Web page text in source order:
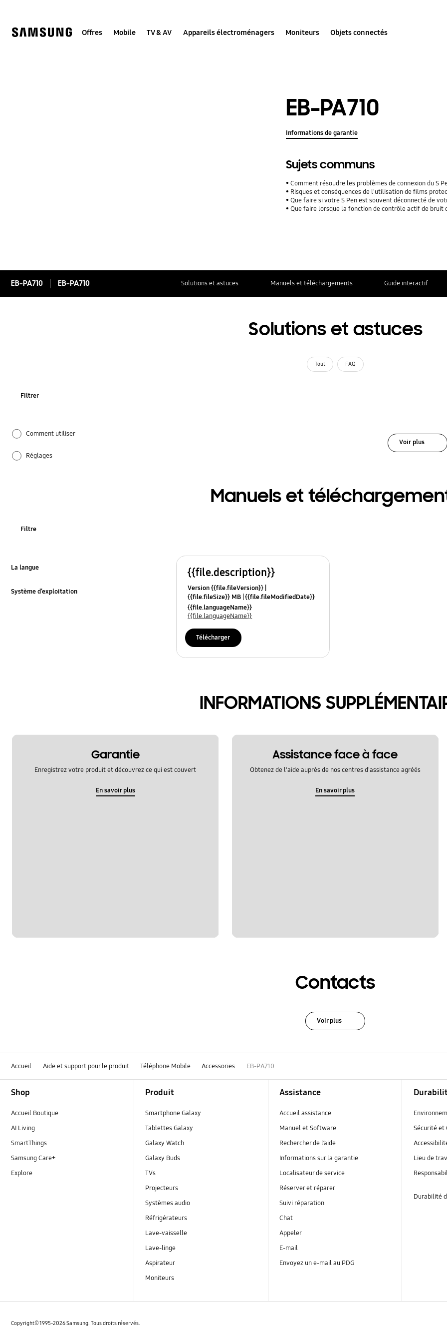
Offres Mobile TV & AV Appareils électroménagers Moniteurs Objets connectés
EB-PA710
Informations de garantie
Sujets communs
Comment résoudre les problèmes de connexion du S
Risques et conséquences de l'utilisation de films
Que faire si votre S Pen est souvent déconnecté de
Que faire lorsque la fonction de contrôle actif de bruit
EB-PA710 EB-PA710 Solutions et astuces Manuels et téléchargements Guide interactif
Solutions et astuces
Tout FAQ
Filtrer
Comment utiliser
Réglages
Voir plus
Manuels et
Filtre
La langue
Système d’exploitation
{{file.description}}
Version {{file.fileVersion}}
{{file.fileSize}} MB {{file.fileModifiedDate}}
{{file.osNames}}
{{file.languageName}}
{{file.languageName}}
Télécharger
INFORMATIONS
Garantie
Enregistrez votre produit et découvrez ce qui est couvert
En savoir plus
Assistance face à face
Obtenez de l'aide auprès de nos centres d'assistance agréés
En savoir plus
Contacts
Voir plus
Accueil Aide et support pour le produit Téléphone Mobile Accessories EB-PA710
Shop
Accueil Boutique
AI Living
SmartThings
Samsung Care+
Explore
Produit
Smartphone Galaxy
Tablettes Galaxy
Galaxy Watch
Galaxy Buds
TVs
Projecteurs
Systèmes audio
Réfrigérateurs
Lave-vaisselle
Lave-linge
Aspirateur
Moniteurs
Assistance
Accueil assistance
Manuel et Software
Rechercher de l’aide
Informations sur la garantie
Localisateur de service
Réserver et réparer
Suivi réparation
Chat
Appeler
E-mail
Envoyez un e-mail au PDG
Sécurité et
Lieu de
Durabilité
Copyright© 1995-2026 Samsung. Tous droits réservés.